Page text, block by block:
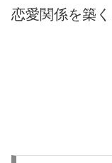
恋愛関係を築く